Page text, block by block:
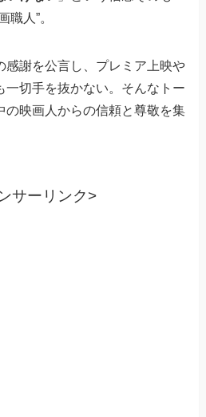
職人”。
感謝を公言し、プレミア上映や
一切手を抜かない。そんなトー
の映画人からの信頼と尊敬を集
サーリンク>